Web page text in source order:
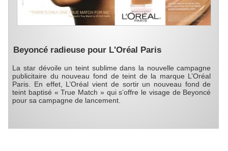
Beyoncé radieuse pour L'Oréal Paris
La star dévoile un teint sublime dans la nouvelle campagne
publicitaire du nouveau fond de teint de la marque L’Oréal
Paris. En effet, L’Oréal vient de sortir un nouveau fond de
teint baptisé « True Match » qui s’offre le visage de Beyoncé
pour sa campagne de lancement.